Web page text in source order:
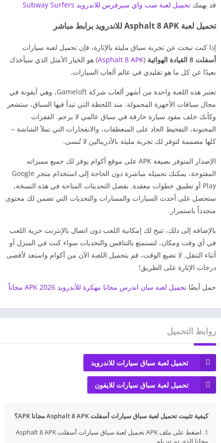
قد يهمك تحميل لعبة صب واي سيرفرس للاندرويد Subway Surfers
تحميل لعبة Asphalt 8 APK للاندرويد برابط مباشر
إذا كنت تبحث عن تجربة سباق مليئة بالإثارة، فإن تحميل لعبة سيارات
أسفلت 8 القيادة الهوائية
(
Asphalt 8 APK) هو الخيار الأمثل الذي سيأخذك
بعيدًا عن كل ما هو تقليدي في عالم ألعاب السيارات.
تعتبر هذه اللعبة واحدة من أشهر ألعاب شركة Gameloft، وهي أيقونة في
مجال سباقات الأجهزة المحمولة. منذ اللحظة التي تبدأ فيها السباق، ستشعر
وكأنك خلف مقود سيارة خارقة في سباق عالمي لا يرحم. القفزات
المجنونة، التفحيط الحاد على المنعطفات، والانفجارات التي تملأ الشاشة –
كلها مصممة لتوفر لك تجربة مليئة بالأدرينالين لا تُنسى.
الإصدار المتوفر بصيغة APK على موقع أكوام يوفر لك جميع مميزاته
المفتوحة، يمكنك تحميله مباشرة دون الحاجة إلى استخدام متجر Google
Play أو تطبيق خطوات معقدة. بفضل التحديثات المتاحة في هذه النسخة،
ستحصل على أحدث السيارات والمسارات والتحديات التي تضمن لك محتوى
متجدداً باستمرار.
بالإضافة إلى ذلك، تتيح لك إمكانية اللعب دون اتصال بالإنترنت حرية اللعب
في أي وقت ومكان، لتستمتع بالتنافس والتحديات سواء كنت في المنزل أو
أثناء التنقل. لا تضيع الوقت، قم بتحميل اللعبة الآن من أكوام واستعد لأقصى
درجات الإثارة على الطريق!
حمل أيضًا تحميل لعبة سان اندرس مجانا مهكرة للأندرويد 2026 APK مجاناً
روابط التحميل
تحميل لعبة سباق سيارات للاندرويد
تحميل لعبة سباق سيارات للايفون
كيفية تثبيت تحميل لعبة سباق سيارات أسفلت Asphalt 8 APK مجانا APK؟
1. اضغط على ملف APK تحميل لعبة سباق سيارات أسفلت Asphalt 8 APK
مجانا الذي تم تنزيله.